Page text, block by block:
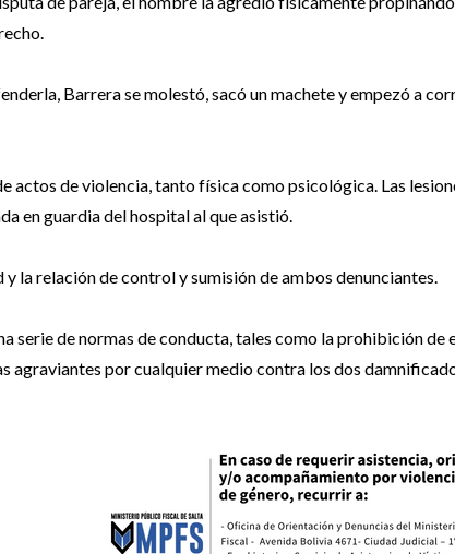
Barrera se molestó, sacó un machete y empezó a
actos de violencia, tanto física como psicológica. Las
en guardia del hospital al que asistió.
la relación de control y sumisión de ambos denunciantes.
serie de normas de conducta, tales como la prohibición de
por cualquier medio contra los dos